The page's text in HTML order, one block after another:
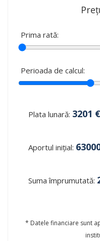
Prima rată:
Perioada de calcul:
Plata lunară: 3201 €
Aportul inițial:
Suma împrumutată:
* Datele financiare sunt